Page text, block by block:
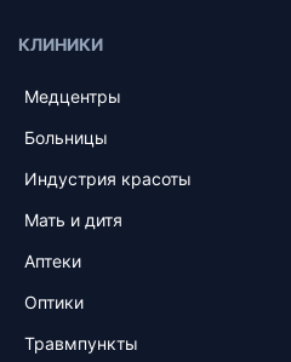
КЛИНИКИ
Медцентры
Больницы
Индустрия красоты
Мать и дитя
Аптеки
Оптики
Травмпункты